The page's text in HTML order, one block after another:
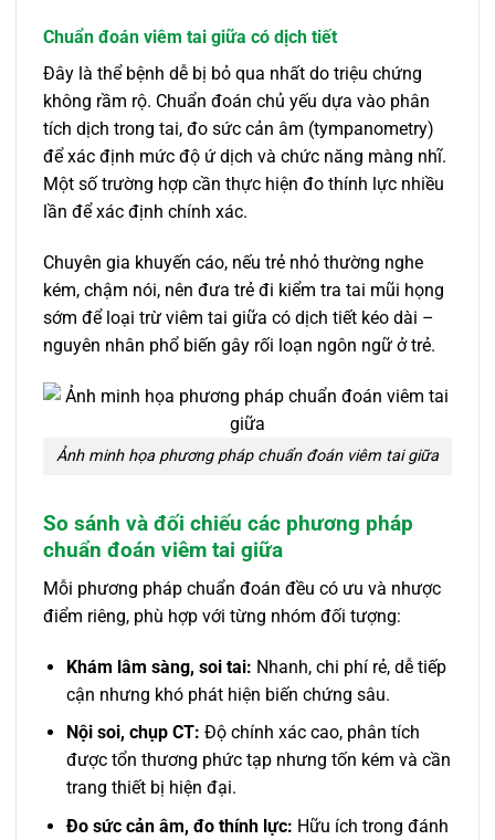
Chuẩn đoán viêm tai giữa có dịch tiết
Đây là thể bệnh dễ bị bỏ qua nhất do triệu chứng
không rầm rộ. Chuẩn đoán chủ yếu dựa vào phân
tích dịch trong tai, đo sức cản âm (tympanometry)
để xác định mức độ ứ dịch và chức năng màng nhĩ.
Một số trường hợp cần thực hiện đo thính lực nhiều
lần để xác định chính xác.
Chuyên gia khuyến cáo, nếu trẻ nhỏ thường nghe
kém, chậm nói, nên đưa trẻ đi kiểm tra tai mũi họng
sớm để loại trừ viêm tai giữa có dịch tiết kéo dài –
nguyên nhân phổ biến gây rối loạn ngôn ngữ ở trẻ.
Ảnh minh họa phương pháp chuẩn đoán viêm tai giữa
So sánh và đối chiếu các phương pháp
chuẩn đoán viêm tai giữa
Mỗi phương pháp chuẩn đoán đều có ưu và nhược
điểm riêng, phù hợp với từng nhóm đối tượng:
Khám lâm sàng, soi tai: Nhanh, chi phí rẻ, dễ tiếp
cận nhưng khó phát hiện biến chứng sâu.
Nội soi, chụp CT: Độ chính xác cao, phân tích
được tổn thương phức tạp nhưng tốn kém và cần
trang thiết bị hiện đại.
Đo sức cản âm, đo thính lực: Hữu ích trong đánh